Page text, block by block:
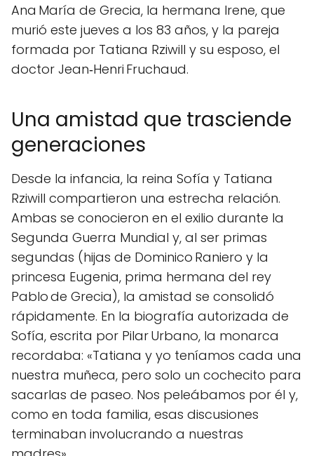
Ana María de Grecia, la hermana Irene, que
murió este jueves a los 83 años, y la pareja
formada por Tatiana Rziwill y su esposo, el
doctor Jean‑Henri Fruchaud.
Una amistad que trasciende
generaciones
Desde la infancia, la reina Sofía y Tatiana
Rziwill compartieron una estrecha relación.
Ambas se conocieron en el exilio durante la
Segunda Guerra Mundial y, al ser primas
segundas (hijas de Dominico Raniero y la
princesa Eugenia, prima hermana del rey
Pablo de Grecia), la amistad se consolidó
rápidamente. En la biografía autorizada de
Sofía, escrita por Pilar Urbano, la monarca
recordaba: «Tatiana y yo teníamos cada una
nuestra muñeca, pero solo un cochecito para
sacarlas de paseo. Nos peleábamos por él y,
como en toda familia, esas discusiones
terminaban involucrando a nuestras